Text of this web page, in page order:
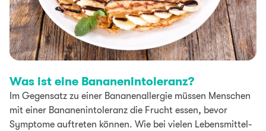
Was ist eine Bananenintoleranz?
Im Gegensatz zu einer Bananenallergie müssen Menschen
mit einer Bananenintoleranz die Frucht essen, bevor
Symptome auftreten können. Wie bei vielen Lebens­mittel­